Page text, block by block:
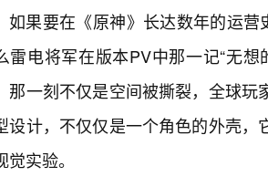
如果要在《原神》长达数年的运营
雷电将军在版本PV中那一记“无
那一刻不仅是空间被撕裂，全球
设计，不仅仅是一个角色的外壳
觉实验。